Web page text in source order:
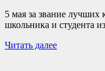
5 мая за звание лучших
школьника и студента
Читать далее